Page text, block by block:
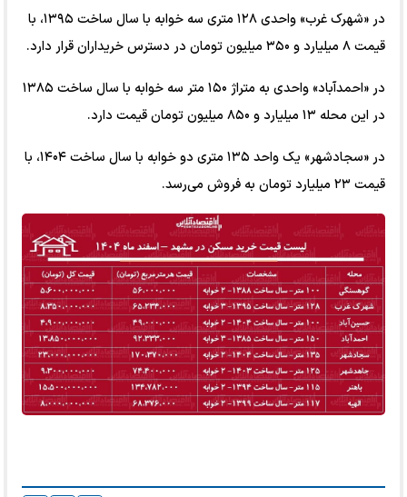
در «شهرک غرب» واحدی ۱۲۸ متری سه خوابه با سال ساخت ۱۳۹۵، با
قیمت ۸ میلیارد و ۳۵۰ میلیون تومان در دسترس خریداران قرار دارد.
در «احمدآباد» واحدی به متراژ ۱۵۰ متر سه خوابه با سال ساخت ۱۳۸۵
در این محله ۱۳ میلیارد و ۸۵۰ میلیون تومان قیمت دارد.
در «سجادشهر» یک واحد ۱۳۵ متری دو خوابه با سال ساخت ۱۴۰۴، با
قیمت ۲۳ میلیارد تومان به فروش می‌رسد.